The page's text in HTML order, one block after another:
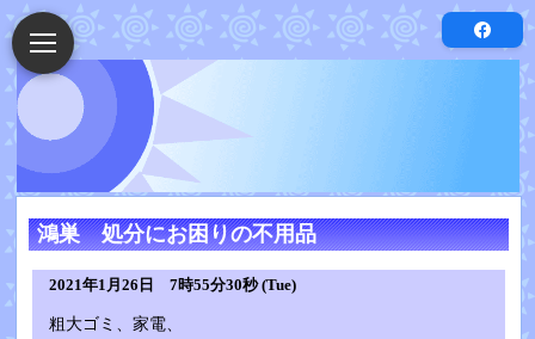
鴻巣 処分にお困りの不用品
2021年1月26日 7時55分30秒 (Tue)
粗大ゴミ、家電、